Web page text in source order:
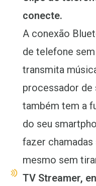
conecte.
A conexão
de telefone
transmita
processador de
também tem a
do seu
fazer chamadas
mesmo sem
TV Streamer,